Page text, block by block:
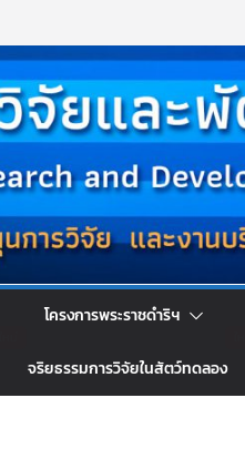
โครงการพระราชดำริฯ
จริยธรรมการวิจัยในสัตว์ทดลอง